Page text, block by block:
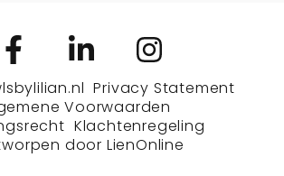
Privacy Statement
Voorwaarden
Klachtenregeling
door LienOnline